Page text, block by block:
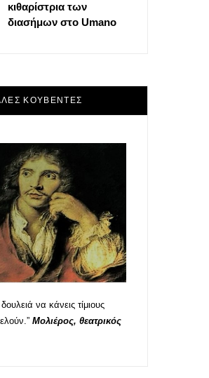
κιθαρίστρια των
διασήμων στο Umano
ΚΟΥΒΕΝΤΕΣ
να κάνεις τίμιους
Μολιέρος, θεατρικός